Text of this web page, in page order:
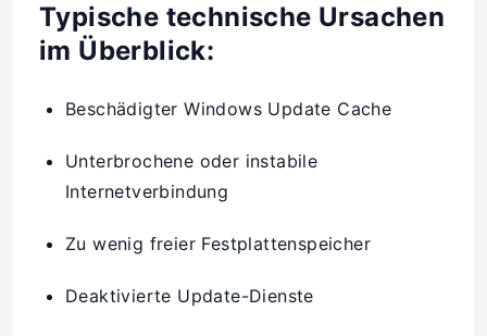
Typische technische Ursachen
im Überblick:
Beschädigter Windows Update Cache
Unterbrochene oder instabile
Internetverbindung
Zu wenig freier Festplattenspeicher
Deaktivierte Update-Dienste